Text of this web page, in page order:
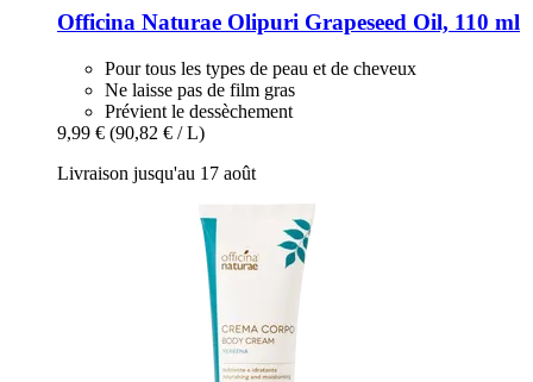
Officina Naturae Olipuri Grapeseed Oil, 110 ml
Pour tous les types de peau et de cheveux
Ne laisse pas de film gras
Prévient le dessèchement
9,99 € (90,82 € / L)
Livraison jusqu'au 17 août